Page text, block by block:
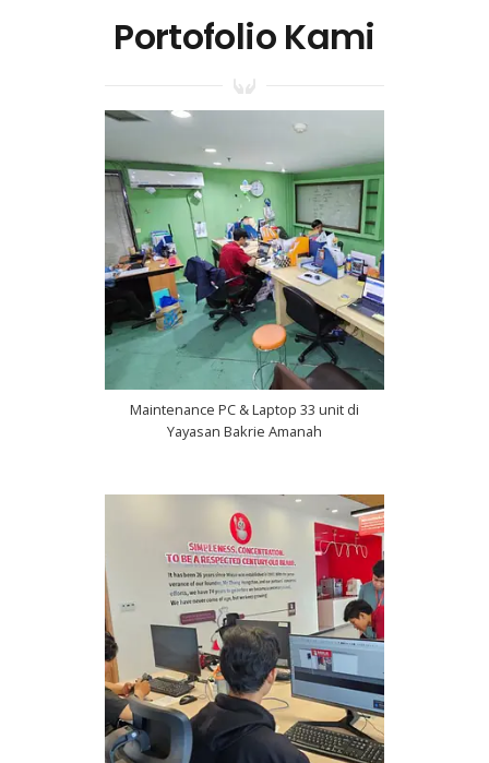
Portofolio Kami
Maintenance PC & Laptop 33 unit di
Yayasan Bakrie Amanah